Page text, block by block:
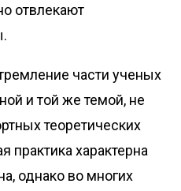
отвлекают
части ученых
и той же темой, не
теоретических
практика характерна
однако во многих